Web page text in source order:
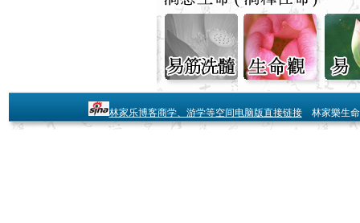
林家乐博客商学、游学等空间电脑版直接链接林家樂生命